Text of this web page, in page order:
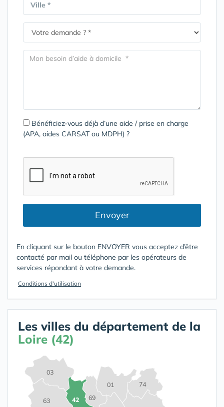
Ville *
Bénéficiez-vous déjà d’une aide / prise en charge
(APA, aides CARSAT ou MDPH) ?
Envoyer
En cliquant sur le bouton ENVOYER vous acceptez d’être
contacté par mail ou téléphone par les opérateurs de
services répondant à votre demande.
Conditions d'utilisation
Les villes du département de la
Loire (42)
01
03
42
63
69
74